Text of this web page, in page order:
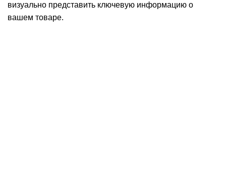
визуально представить ключевую информацию о
вашем товаре.